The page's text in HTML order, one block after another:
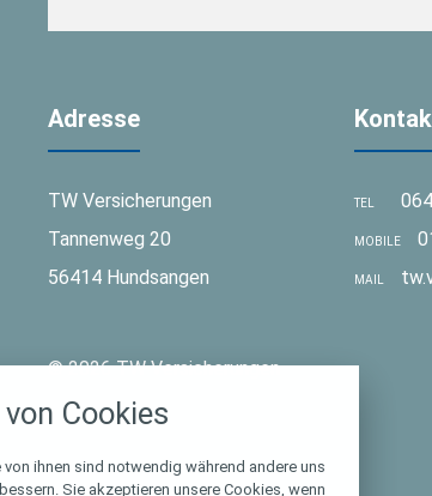
Adresse
TW Versicherungen
Tannenweg 20
56414 Hundsangen
TEL
MOBILE
MAIL
© 2026 TW Versicherungen
Cookies
ihnen sind notwendig während andere uns
Sie akzeptieren unsere Cookies, wenn
akzeptieren oder zu blockieren.
Notwendig